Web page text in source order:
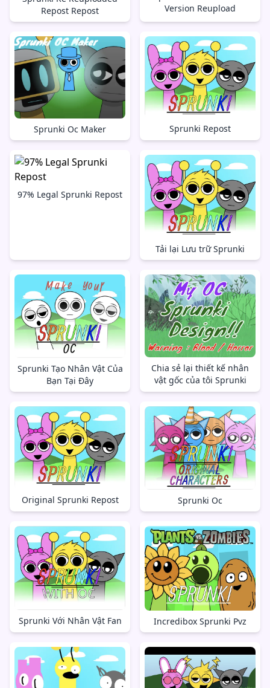
Repost Repost
Version Reupload
Sprunki Oc Maker Sprunki Repost
97% Legal Sprunki Repost
Tải lại Lưu trữ Sprunki
Sprunki Tạo Nhân Vật Của
Bạn Tại Đây
Chia sẻ lại thiết kế nhân
vật gốc của tôi Sprunki
Original Sprunki Repost Sprunki Oc
Sprunki Với Nhân Vật Fan Incredibox Sprunki Pvz